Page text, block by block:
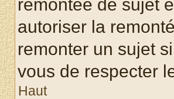
remontée de sujet
autoriser la
remonter un sujet
vous de respecter
Haut